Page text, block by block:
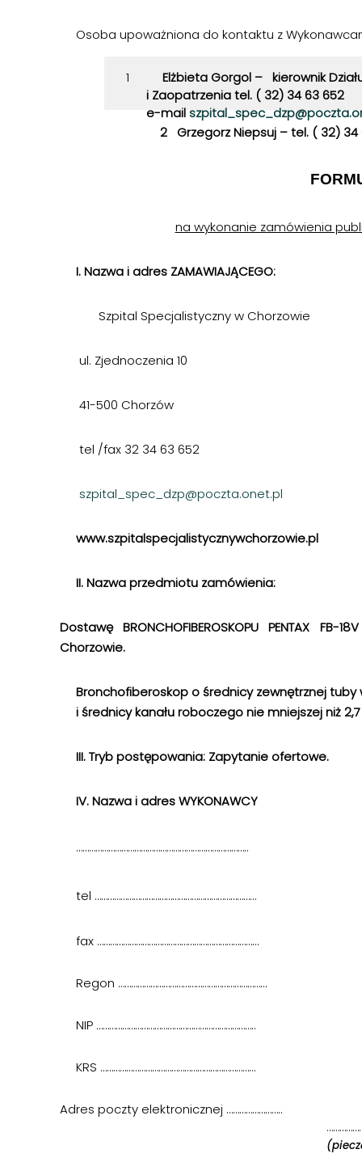
Osoba upoważniona do kontaktu z
1
Elżbieta Gorgol – kierownik
i Zaopatrzenia tel. ( 32) 34 63 652
e-mail
2 Grzegorz Niepsuj –tel. ( 32) 34
na wykonanie zamówienia
I. Nazwa i adres ZAMAWIAJĄCEGO:
Szpital Specjalistyczny w Chorzowie
ul. Zjednoczenia 10
41-500 Chorzów
tel /fax 32 34 63 652
szpital_spec_dzp@poczta.onet.pl
www.szpitalspecjalistycznywchorzowie.pl
II. Nazwa przedmiotu zamówienia:
Dostawę BRONCHOFIBEROSKOPU PENTAX
Chorzowie.
Bronchofiberoskop o średnicy zewnętrznej tuby
i średnicy kanału roboczego nie mniejszej niż
III. Tryb postępowania: Zapytanie ofertowe.
IV. Nazwa i adres WYKONAWCY
……………………………………………………………………..
tel …………………………………………………………………
fax …………………………………………………………………
Regon ……………………………………………………………
NIP ………………………………………………………………..
KRS ………………………………………………………………
Adres poczty elektronicznej ……………………..